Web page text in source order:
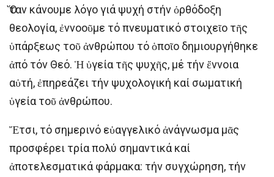
Ὅταν κάνουμε λόγο γιά ψυχή στήν ὀρθόδοξη
θεολογία, ἐννοοῦμε τό πνευματικό στοιχεῖο τῆς
ὑπάρξεως τοῦ ἀνθρώπου τό ὁποῖο δημιουργήθηκε
ἀπό τόν Θεό. Ἡ ὑγεία τῆς ψυχῆς, μέ τήν ἔννοια
αὐτή, ἐπηρεάζει τήν ψυχολογική καί σωματική
ὑγεία τοῦ ἀνθρώπου.
Ἔτσι, τό σημερινό εὐαγγελικό ἀνάγνωσμα μᾶς
προσφέρει τρία πολύ σημαντικά καί
ἀποτελεσματικά φάρμακα: τήν συγχώρηση, τήν